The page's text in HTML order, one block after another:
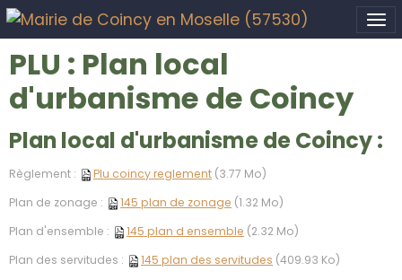
PLU : Plan local
d'urbanisme de Coincy
Plan local d'urbanisme de Coincy :
Règlement : Plu coincy reglement (3.77 Mo)
Plan de zonage :
145 plan de zonage (1.32 Mo)
Plan d'ensemble :
145 plan d ensemble (2.32 Mo)
Plan des servitudes :
145 plan des servitudes (409.93 Ko)